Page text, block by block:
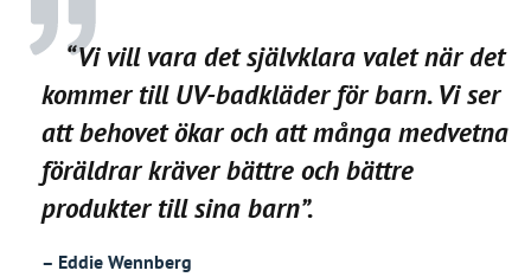
“Vi vill vara det självklara valet när det
kommer till UV-badkläder för barn. Vi ser
att behovet ökar och att många medvetna
föräldrar kräver bättre och bättre
produkter till sina barn”.
– Eddie Wennberg